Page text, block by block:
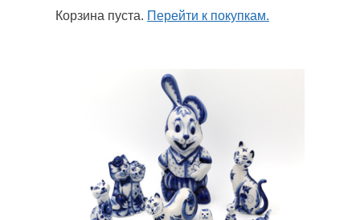
Корзина пуста. Перейти к покупкам.